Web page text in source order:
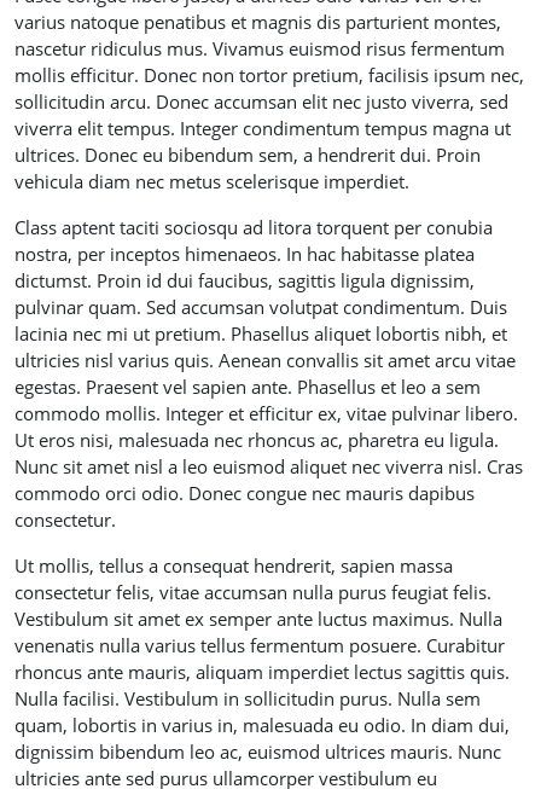
varius natoque penatibus et magnis dis parturient montes,
nascetur ridiculus mus. Vivamus euismod risus fermentum
mollis efficitur. Donec non tortor pretium, facilisis ipsum nec,
sollicitudin arcu. Donec accumsan elit nec justo viverra, sed
viverra elit tempus. Integer condimentum tempus magna ut
ultrices. Donec eu bibendum sem, a hendrerit dui. Proin
vehicula diam nec metus scelerisque imperdiet.
Class aptent taciti sociosqu ad litora torquent per conubia
nostra, per inceptos himenaeos. In hac habitasse platea
dictumst. Proin id dui faucibus, sagittis ligula dignissim,
pulvinar quam. Sed accumsan volutpat condimentum. Duis
lacinia nec mi ut pretium. Phasellus aliquet lobortis nibh, et
ultricies nisl varius quis. Aenean convallis sit amet arcu vitae
egestas. Praesent vel sapien ante. Phasellus et leo a sem
commodo mollis. Integer et efficitur ex, vitae pulvinar libero.
Ut eros nisi, malesuada nec rhoncus ac, pharetra eu ligula.
Nunc sit amet nisl a leo euismod aliquet nec viverra nisl. Cras
commodo orci odio. Donec congue nec mauris dapibus
consectetur.
Ut mollis, tellus a consequat hendrerit, sapien massa
consectetur felis, vitae accumsan nulla purus feugiat felis.
Vestibulum sit amet ex semper ante luctus maximus. Nulla
venenatis nulla varius tellus fermentum posuere. Curabitur
rhoncus ante mauris, aliquam imperdiet lectus sagittis quis.
Nulla facilisi. Vestibulum in sollicitudin purus. Nulla sem
quam, lobortis in varius in, malesuada eu odio. In diam dui,
dignissim bibendum leo ac, euismod ultrices mauris. Nunc
ultricies ante sed purus ullamcorper vestibulum eu